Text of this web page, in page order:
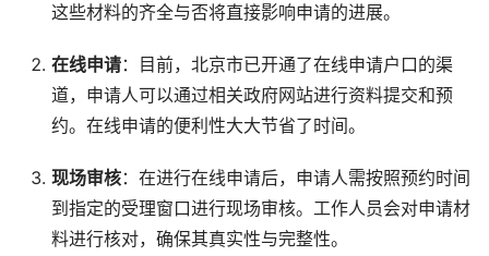
这些材料的齐全与否将直接影响申请的进展。
在线申请：目前，北京市已开通了在线申请户口的渠
道，申请人可以通过相关政府网站进行资料提交和预
约。在线申请的便利性大大节省了时间。
现场审核：在进行在线申请后，申请人需按照预约时间
到指定的受理窗口进行现场审核。工作人员会对申请材
料进行核对，确保其真实性与完整性。